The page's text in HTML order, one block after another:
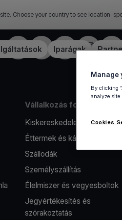
Choose your country to see location-
Iparágak
FacebookTwitterLinkedInInstagram
Vállalkozás formák
Kiskereskedelem
Éttermek és kávézók
Szállodák
Személyszállítás
Élelmiszer és vegyesboltok
Jegyértékesítés és
szórakoztatás
Manage
By clicking
analyze
Cookies